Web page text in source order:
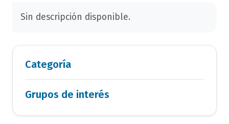
Sin descripción disponible.
Categoría
Grupos de interés